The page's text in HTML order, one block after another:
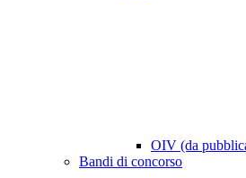
OIV (da
Bandi di concorso